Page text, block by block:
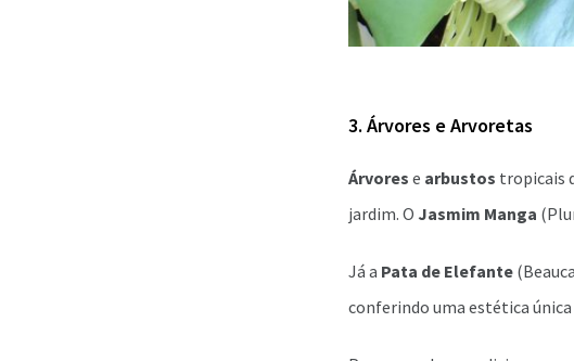
3. Árvores e Arvoretas
Árvores e arbustos tropicais
jardim. O Jasmim Manga
Já a Pata de Elefante
conferindo uma estética